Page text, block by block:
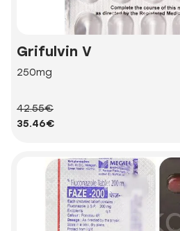
Grifulvin V
250mg
42.55€
35.46€